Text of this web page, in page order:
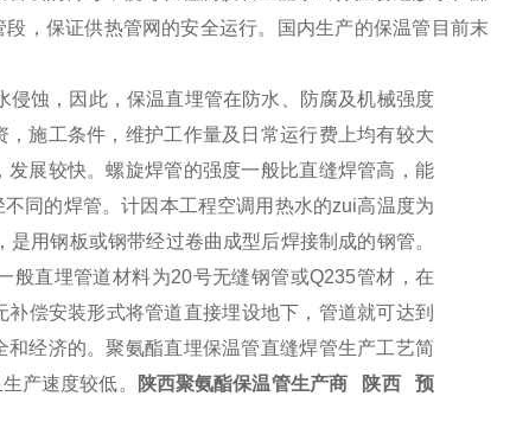
，保证供热管网的安全运行。国内生产的保温管目前末
蚀，因此，保温直埋管在防水、防腐及机械强度
施工条件，维护工作量及日常运行费上均有较大
展较快。螺旋焊管的强度一般比直缝焊管高，能
同的焊管。计因本工程空调用热水的zui高温度为
用钢板或钢带经过卷曲成型后焊接制成的钢管。
般直埋管道材料为20号无缝钢管或Q235管材，在
偿安装形式将管道直接埋设地下，管道就可达到
经济的。聚氨酯直埋保温管直缝焊管生产工艺简
产速度较低。
陕西聚氨酯保温管生产商 陕西 预